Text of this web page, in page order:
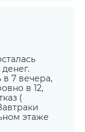
7 вечера,
в 12,
(
этаже